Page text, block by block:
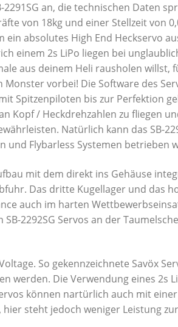
2291SG an, die technischen Daten
von 18kg und einer Stellzeit von
ein absolutes High End Heckservo
einem 2s LiPo liegen bei
aus deinem Heli rausholen willst,
Monster vorbei! Die Software des
Spitzenpiloten bis zur Perfektion
Kopf / Heckdrehzahlen zu fliegen
Natürlich kann das SB-
und Flybarless Systemen betrieben
mit dem direkt ins Gehäuse
Das dritte Kugellager und das
auch im harten
2292SG Servos an der
So gekennzeichnete Savöx
werden. Die Verwendung eines 2s
können nartürlich auch mit
steht jedoch weniger Leistung